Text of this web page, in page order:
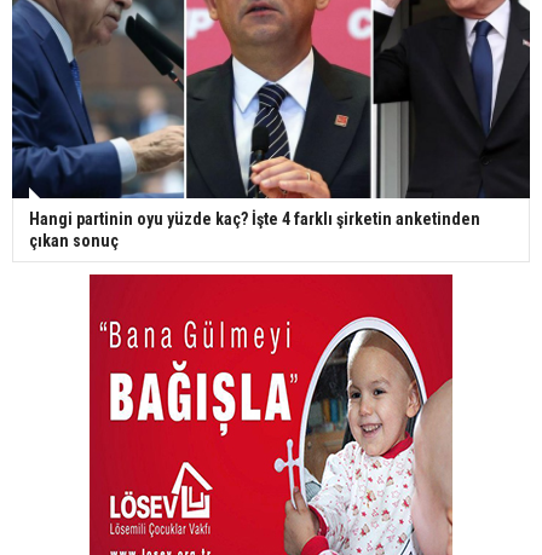
Hangi partinin oyu yüzde kaç? İşte 4 farklı şirketin anketinden
çıkan sonuç